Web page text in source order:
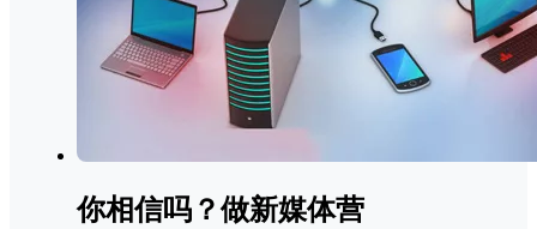
你相信吗？做新媒体营